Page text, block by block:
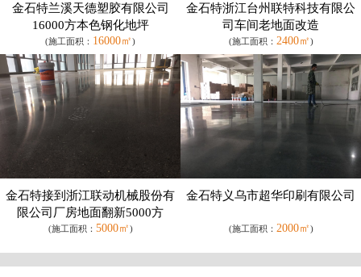
金石特兰溪天德塑胶有限公司
16000方本色钢化地坪
(施工面积： 16000㎡)
金石特浙江台州联特科技有限公
司车间老地面改造
(施工面积： 2400㎡)
金石特接到浙江联动机械股份有
限公司厂房地面翻新5000方
(施工面积： 5000㎡)
金石特义乌市超华印刷有限公司
(施工面积： 2000㎡)